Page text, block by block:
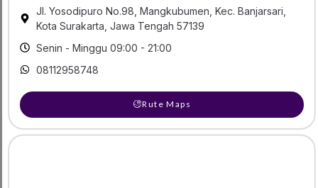
Jl. Yosodipuro No.98, Mangkubumen, Kec. Banjarsari,
Kota Surakarta, Jawa Tengah 57139
Senin - Minggu 09:00 - 21:00
08112958748
Rute Maps